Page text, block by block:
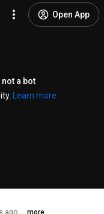
Open App
a bot
Learn more
ago more